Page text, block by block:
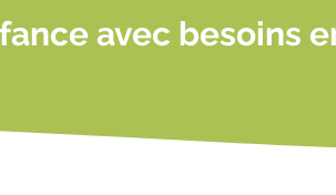
avec besoins